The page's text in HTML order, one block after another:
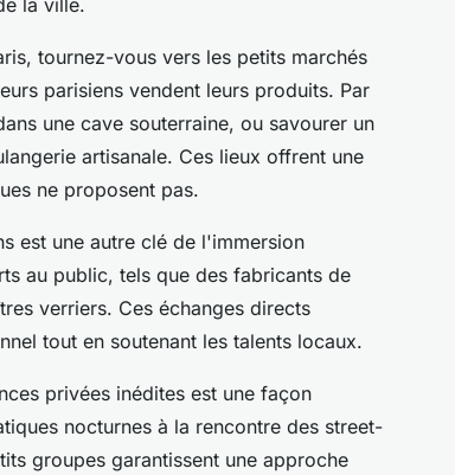
la ville.
tournez-vous vers les petits marchés
parisiens vendent leurs produits. Par
une cave souterraine, ou savourer un
artisanale. Ces lieux offrent une
ne proposent pas.
est une autre clé de l'immersion
au public, tels que des fabricants de
verriers. Ces échanges directs
tout en soutenant les talents locaux.
privées inédites est une façon
nocturnes à la rencontre des street-
groupes garantissent une approche